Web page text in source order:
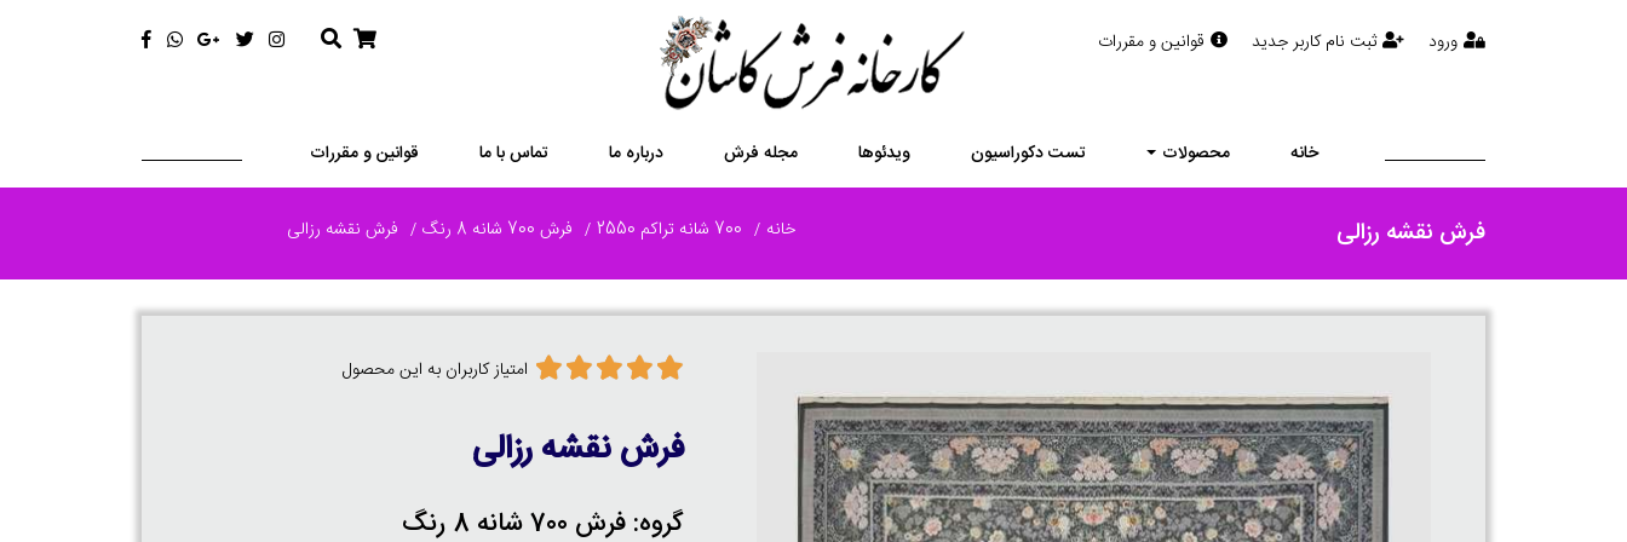
ورود ثبت نام کاربر جدید قوانین و مقررات
خانه محصولات تست دکوراسیون ویدئوها مجله فرش درباره ما تماس با ما قوانین و مقررات
فرش نقشه رزالی خانه 700 شانه تراکم 2550 فرش 700 شانه 8 رنگ فرش نقشه رزالی
برای نمایش باکیفیت روی تصویر کلیک کنید امتیاز کاربران به این محصول
فرش نقشه رزالی
گروه: فرش 700 شانه 8 رنگ